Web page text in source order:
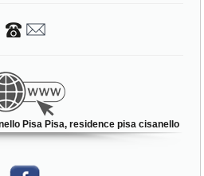
Pisa Pisa, residence pisa cisanello